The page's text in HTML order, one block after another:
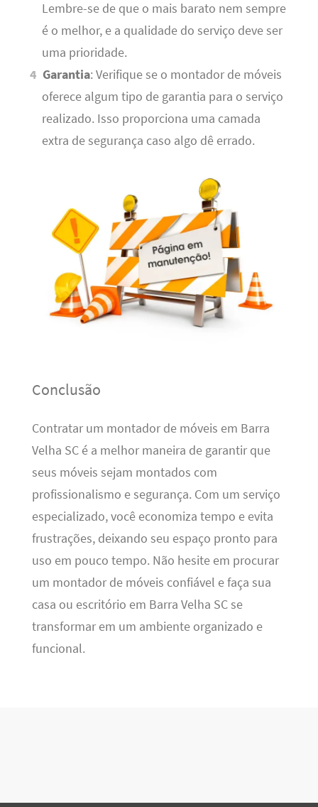
Lembre-se de que o mais barato nem sempre
é o melhor, e a qualidade do serviço deve ser
uma prioridade.
Garantia: Verifique se o montador de móveis
oferece algum tipo de garantia para o serviço
realizado. Isso proporciona uma camada
extra de segurança caso algo dê errado.
Conclusão
Contratar um montador de móveis em Barra
Velha SC é a melhor maneira de garantir que
seus móveis sejam montados com
profissionalismo e segurança. Com um serviço
especializado, você economiza tempo e evita
frustrações, deixando seu espaço pronto para
uso em pouco tempo. Não hesite em procurar
um montador de móveis confiável e faça sua
casa ou escritório em Barra Velha SC se
transformar em um ambiente organizado e
funcional.